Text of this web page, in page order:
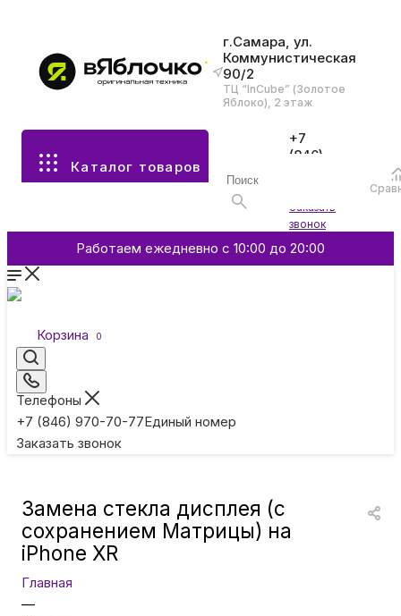
г.Самара, ул.
Коммунистическая
90/2
ТЦ “InCube” (Золотое
Яблоко), 2 этаж
Каталог товаров
+7
(846)
Заказать
звонок
Работаем ежедневно с 10:00 до 20:00
Корзина 0
Телефоны
+7 (846) 970-70-77Единый номер
Заказать звонок
Все разделы каталога
Аксессуары
Смартфоны и гаджеты
Умные кольца
Замена стекла дисплея (с
сохранением Матрицы) на
iPhone XR
Главная
—